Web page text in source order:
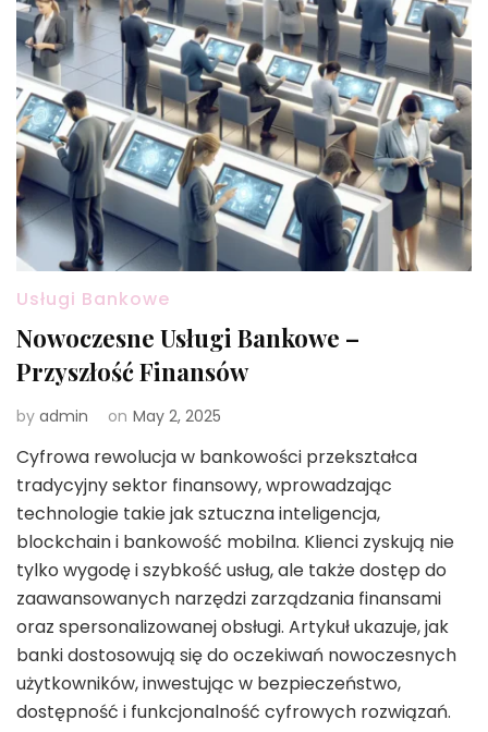
Usługi Bankowe
Nowoczesne Usługi Bankowe –
Przyszłość Finansów
by admin on May 2, 2025
Cyfrowa rewolucja w bankowości przekształca
tradycyjny sektor finansowy, wprowadzając
technologie takie jak sztuczna inteligencja,
blockchain i bankowość mobilna. Klienci zyskują nie
tylko wygodę i szybkość usług, ale także dostęp do
zaawansowanych narzędzi zarządzania finansami
oraz spersonalizowanej obsługi. Artykuł ukazuje, jak
banki dostosowują się do oczekiwań nowoczesnych
użytkowników, inwestując w bezpieczeństwo,
dostępność i funkcjonalność cyfrowych rozwiązań.